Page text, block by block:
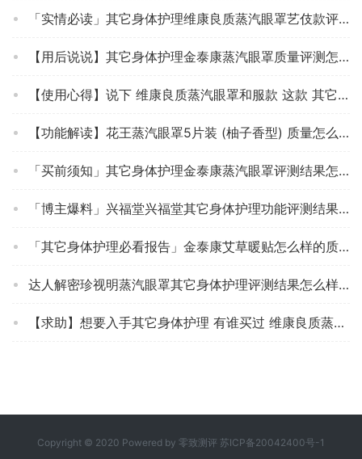
「实情必读」其它身体护理维康良质蒸汽眼罩艺伎款评测报告怎么样？质量不靠谱？
【用后说说】其它身体护理金泰康蒸汽眼罩质量评测怎么样好不好用？
【使用心得】说下 维康良质蒸汽眼罩和服款 这款 其它身体护理 质量怎么样？评测效果不理想？
【功能解读】花王蒸汽眼罩5片装 (柚子香型) 质量怎么样？评测优缺点！买了会后悔吗？
「买前须知」其它身体护理金泰康蒸汽眼罩评测结果怎么样？不值得买吗？
「博主爆料」兴福堂兴福堂其它身体护理功能评测结果，看看买家怎么样评价的
「其它身体护理必看报告」金泰康艾草暖贴怎么样的质量，评测为什么这样？
达人解密珍视明蒸汽眼罩其它身体护理评测结果怎么样？不值得买吗？
【求助】想要入手其它身体护理 有谁买过 维康良质蒸汽眼罩艺伎款 评测说下质量怎么样？在线等！
Copyright © 2020 Powered by 零致测评 苏ICP备20042400号-1